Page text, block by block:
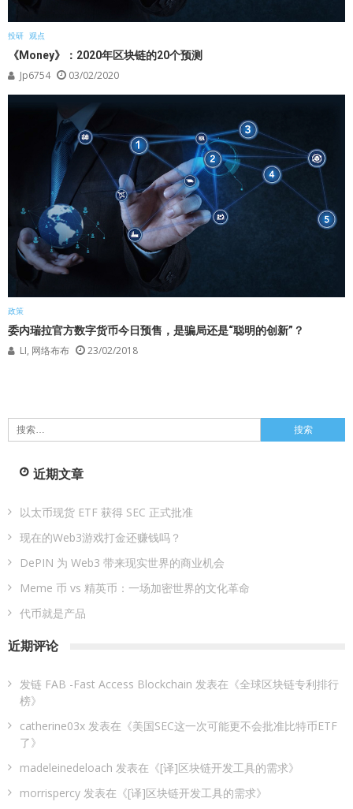
投研 观点
《Money》：2020年区块链的20个预测
Jp6754 03/02/2020
政策
委内瑞拉官方数字货币今日预售，是骗局还是“聪明的创新”？
LI, 网络布布 23/02/2018
搜
索：
近期文章
以太币现货 ETF 获得 SEC 正式批准
现在的Web3游戏打金还赚钱吗？
DePIN 为 Web3 带来现实世界的商业机会
Meme 币 vs 精英币：一场加密世界的文化革命
代币就是产品
近期评论
发链 FAB -Fast Access Blockchain 发表在《全球区块链专利排行
榜》
catherine03x 发表在《美国SEC这一次可能更不会批准比特币ETF
了》
madeleinedeloach 发表在《[译]区块链开发工具的需求》
morrispercy 发表在《[译]区块链开发工具的需求》